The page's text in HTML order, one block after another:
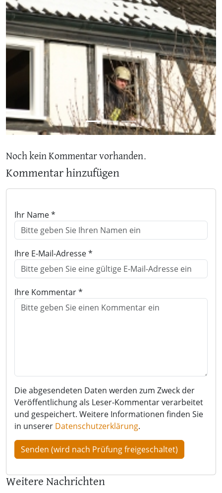
Noch kein Kommentar vorhanden.
Kommentar hinzufügen
Ihr Name *
Ihre E-Mail-Adresse *
Ihre Kommentar *
Die abgesendeten Daten werden zum Zweck der
Veröffentlichung als Leser-Kommentar verarbeitet
und gespeichert. Weitere Informationen finden Sie
in unserer Datenschutzerklärung.
Weitere Nachrichten